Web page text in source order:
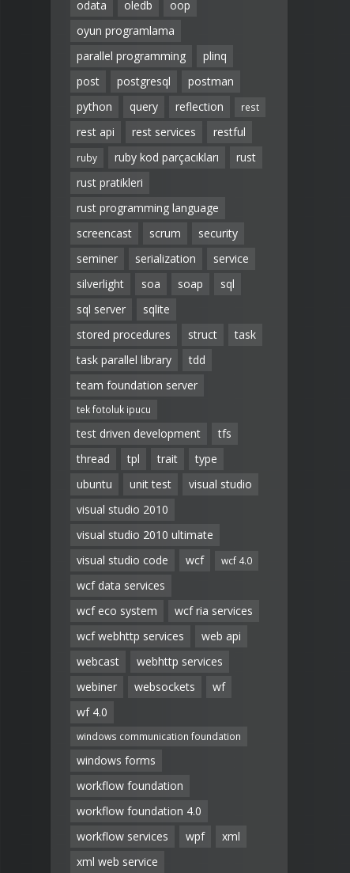
odata
oledb
oop
oyun programlama
parallel programming
plinq
post
postgresql
postman
python
query reflection rest
rest api rest services restful
ruby ruby kod parçacıkları
rust
rust pratikleri
rust programming language
screencast
scrum
security
seminer
serialization
service
silverlight
soa soap
sql
sql server
sqlite
stored procedures
struct
task
task parallel library
tdd
team foundation server
tek fotoluk ipucu
test driven development
tfs
thread
tpl trait
type
ubuntu
unit test
visual studio
visual studio 2010
visual studio 2010 ultimate
visual studio code
wcf wcf 4.0
wcf data services
wcf eco system
wcf ria services
wcf webhttp services
web api
webcast
webhttp services
webiner
websockets
wf
wf 4.0
windows communication foundation
windows forms
workflow foundation
workflow foundation 4.0
workflow services
wpf
xml
xml web service